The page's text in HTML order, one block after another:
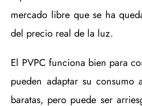
mercado libre que se ha
del precio real de la luz.
El PVPC funciona bien para
pueden adaptar su consumo
baratas, pero puede ser